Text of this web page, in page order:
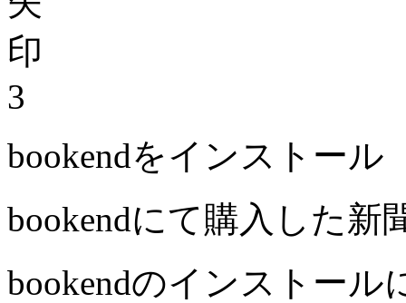
3
bookendをインストール
bookendにて購入した新
bookendのインストール